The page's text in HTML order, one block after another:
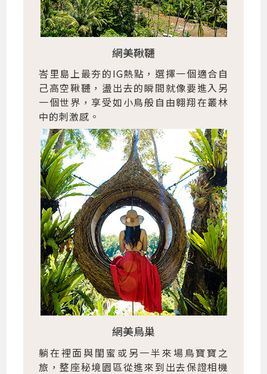
網美鞦韆
峇里島上最夯的IG熱點，選擇一個適合自
己高空鞦韆，盪出去的瞬間就像要進入另
一個世界，享受如小鳥般自由翱翔在叢林
中的刺激感。
網美鳥巢
躺在裡面與閨蜜或另一半來場鳥寶寶之
旅，整座秘境園區從進來到出去保證相機